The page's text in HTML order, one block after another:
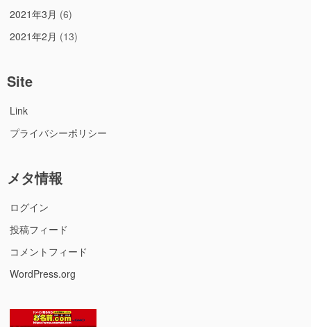
2021年3月 (6)
2021年2月 (13)
Site
Link
プライバシーポリシー
メタ情報
ログイン
投稿フィード
コメントフィード
WordPress.org